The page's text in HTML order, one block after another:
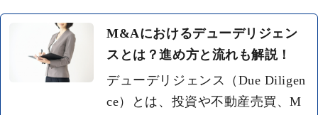
M&Aにおけるデューデリジェン
スとは？進め方と流れも解説！
デューデリジェンス（Due Diligen
ce）とは、投資や不動産売買、M